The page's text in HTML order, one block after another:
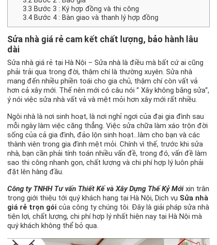
3.3 Bước 3 : Ký hợp đồng và thi công
3.4 Bước 4 : Bàn giao và thanh lý hợp đồng
Sửa nhà giá rẻ cam kết chất lượng, bảo hành lâu
dài
Sửa nhà giá rẻ tại Hà Nội – Sửa nhà là điều mà bất cứ ai cũng
phải trải qua trong đời, thậm chí là thường xuyên. Sửa nhà
mang đến nhiều phiền toái cho gia chủ, thậm chí còn vất vả
hơn cả xây mới. Thế nên mới có câu nói ” Xây không bằng sửa”,
ý nói việc sửa nhà vất vả và mệt mỏi hơn xây mới rất nhiều.
Ngôi nhà là nơi sinh hoạt, là nơi nghỉ ngơi của đại gia đình sau
mỗi ngày làm việc căng thẳng. Việc sửa chữa làm xáo trộn đời
sống của cả gia đình, đảo lộn sinh hoạt…làm cho bạn và các
thành viên trong gia đình mệt mỏi. Chính vì thế, trước khi sửa
nhà, bạn cần phải tính toán nhiều vấn đề, trong đó, vấn đề làm
sao thi công nhanh gọn, chất lượng và chi phí hợp lý luôn phải
đặt lên hàng đầu.
Công ty TNHH Tư vấn Thiết Kế và Xây Dựng Thế Kỷ Mới xin trân
trọng giới thiệu tới quý khách hạng tại Hà Nội, Dịch vụ Sửa nhà
giá rẻ trọn gói của công ty chúng tôi. Đây là giải pháp sửa nhà
tiện lợi, chất lượng, chi phí hợp lý nhất hiện nay tại Hà Nội mà
quý khách không thể bỏ qua.